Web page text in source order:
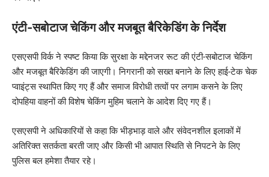
एंटी-सबोटाज चेकिंग और मजबूत बैरिकेडिंग के निर्देश
एसएसपी विर्क ने स्पष्ट किया कि सुरक्षा के मद्देनजर रूट की एंटी-सबोटाज चेकिंग
और मजबूत बैरिकेडिंग की जाएगी। निगरानी को सख्त बनाने के लिए हाई-टेक चेक
प्वाइंट्स स्थापित किए गए हैं और समाज विरोधी तत्वों पर लगाम कसने के लिए
दोपहिया वाहनों की विशेष चेकिंग मुहिम चलाने के आदेश दिए गए हैं।
एसएसपी ने अधिकारियों से कहा कि भीड़भाड़ वाले और संवेदनशील इलाकों में
अतिरिक्त सतर्कता बरती जाए और किसी भी आपात स्थिति से निपटने के लिए
पुलिस बल हमेशा तैयार रहे।